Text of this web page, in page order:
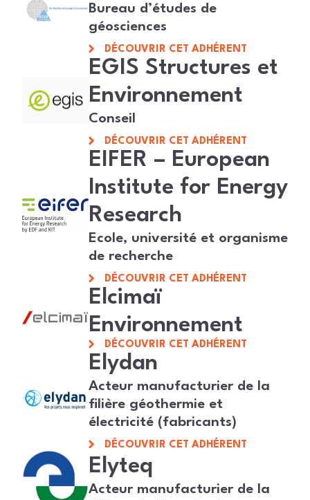
Bureau d’études de
géosciences
DÉCOUVRIR CET ADHÉRENT
EGIS Structures et
Environnement
Conseil
DÉCOUVRIR CET ADHÉRENT
EIFER – European
Institute for Energy
Research
Ecole, université et organisme
de recherche
DÉCOUVRIR CET ADHÉRENT
Elcimaï
Environnement
DÉCOUVRIR CET ADHÉRENT
Elydan
Acteur manufacturier de la
filière géothermie et
électricité (fabricants)
DÉCOUVRIR CET ADHÉRENT
Elyteq
Acteur manufacturier de la